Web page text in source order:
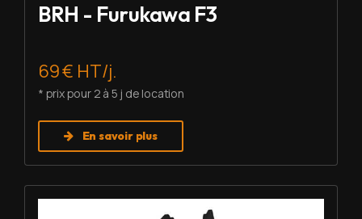
BRH - Furukawa F3
69 € HT/j.
* prix pour 2 à 5 j de location
En savoir plus
Louer BRH - Montabert SC-22